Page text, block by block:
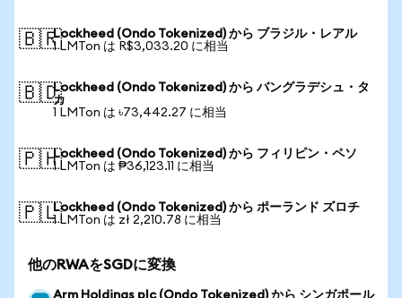
🇧🇷Lockheed (Ondo Tokenized) から ブラジル・レアル
1 LMTon は R$3,033.20 に相当
🇧🇩Lockheed (Ondo Tokenized) から バングラデシュ・タ
カ
1 LMTon は ৳73,442.27 に相当
🇵🇭Lockheed (Ondo Tokenized) から フィリピン・ペソ
1 LMTon は ₱36,123.11 に相当
🇵🇱Lockheed (Ondo Tokenized) から ポーランド ズロチ
1 LMTon は zł 2,210.78 に相当
他のRWAをSGDに変換
Arm Holdings plc (Ondo Tokenized) から シンガポール